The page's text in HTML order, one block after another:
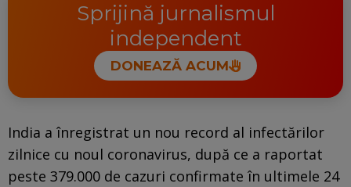
Sprijină jurnalismul
independent
DONEAZĂ ACUM
India a înregistrat un nou record al infectărilor
zilnice cu noul coronavirus, după ce a raportat
peste 379.000 de cazuri confirmate în ultimele 24